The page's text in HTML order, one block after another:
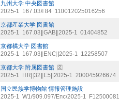
九州大学 中央図書館
2025-1
167.03/I 84 110012025016256
京都産業大学 図書館
2025-1
167.03||GAB||2025-1 01404852
京都橘大学 図書館
2025-1
167.03||ENC||2025-1 12258507
京都大学 附属図書館 図
2025-1
HR||32||E5||2025-1 200045926674
国立民族学博物館 情報管理施設
2025-1
W1/909.097/Enc/2025-1